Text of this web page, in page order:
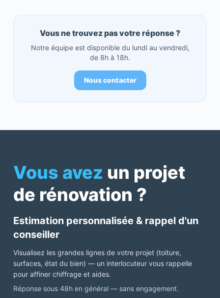
Vous ne trouvez pas votre réponse ?
Notre équipe est disponible du lundi au vendredi,
de 8h à 18h.
Nous contacter
Vous avez un projet
de rénovation ?
Estimation personnalisée & rappel d'un
conseiller
Visualisez les grandes lignes de votre projet (toiture,
surfaces, état du bien) — un interlocuteur vous rappelle
pour affiner chiffrage et aides.
Réponse sous 48h en général — sans engagement.